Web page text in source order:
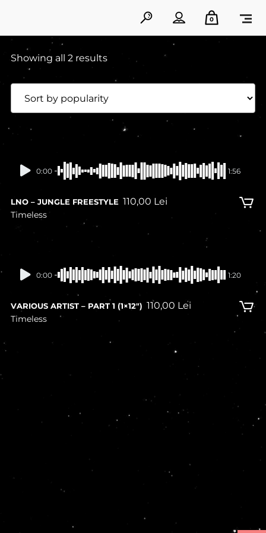
0
Showing all 2 results
0:00 1:56
LNO – JUNGLE FREESTYLE 110,00 Lei
Timeless
0:00 1:20
VARIOUS ARTIST – PART 1 (1×12″) 110,00 Lei
Timeless